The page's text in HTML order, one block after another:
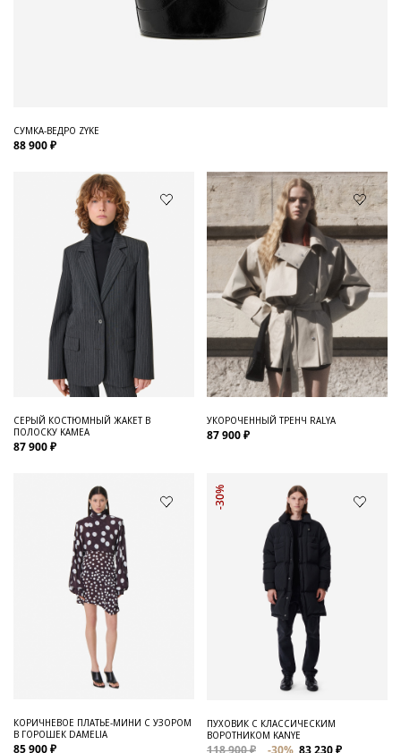
СУМКА-ВЕДРО ZYKE
88 900 ₽
СЕРЫЙ КОСТЮМНЫЙ ЖАКЕТ В
ПОЛОСКУ KAMEA
87 900 ₽
УКОРОЧЕННЫЙ ТРЕНЧ RALYA
87 900 ₽
КОРИЧНЕВОЕ ПЛАТЬЕ-МИНИ С УЗОРОМ
В ГОРОШЕК DAMELIA
85 900 ₽
-30%
ПУХОВИК С КЛАССИЧЕСКИМ
ВОРОТНИКОМ KANYE
118 900 ₽ -30% 83 230 ₽